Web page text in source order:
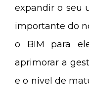
expandir o seu
importante do
o BIM para
aprimorar a
e o nível de